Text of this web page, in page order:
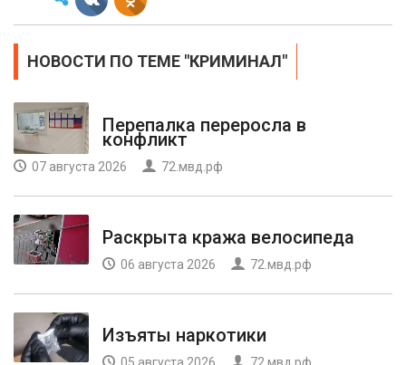
НОВОСТИ ПО ТЕМЕ "КРИМИНАЛ"
Перепалка переросла в
конфликт
07 августа 2026 72.мвд.рф
Раскрыта кража велосипеда
06 августа 2026 72.мвд.рф
Изъяты наркотики